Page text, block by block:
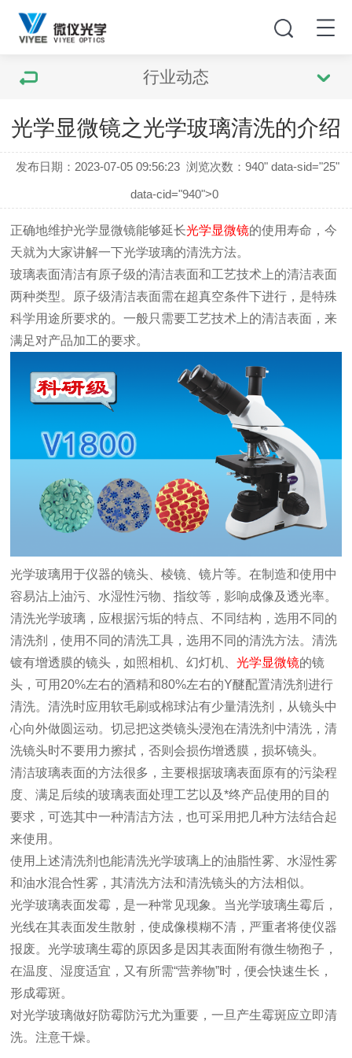
行业动态
光学显微镜之光学玻璃清洗的介绍
发布日期：2023-07-05 09:56:23 浏览次数：940" data-sid="25"
data-cid="940">0
正确地维护光学显微镜能够延长光学显微镜的使用寿命，今
天就为大家讲解一下光学玻璃的清洗方法。
玻璃表面清洁有原子级的清洁表面和工艺技术上的清洁表面
两种类型。原子级清洁表面需在超真空条件下进行，是特殊
科学用途所要求的。一般只需要工艺技术上的清洁表面，来
满足对产品加工的要求。
光学玻璃用于仪器的镜头、棱镜、镜片等。在制造和使用中
容易沾上油污、水湿性污物、指纹等，影响成像及透光率。
清洗光学玻璃，应根据污垢的特点、不同结构，选用不同的
清洗剂，使用不同的清洗工具，选用不同的清洗方法。清洗
镀有增透膜的镜头，如照相机、幻灯机、光学显微镜的镜
头，可用20%左右的酒精和80%左右的Y醚配置清洗剂进行
清洗。清洗时应用软毛刷或棉球沾有少量清洗剂，从镜头中
心向外做圆运动。切忌把这类镜头浸泡在清洗剂中清洗，清
洗镜头时不要用力擦拭，否则会损伤增透膜，损坏镜头。
清洁玻璃表面的方法很多，主要根据玻璃表面原有的污染程
度、满足后续的玻璃表面处理工艺以及*终产品使用的目的
要求，可选其中一种清洁方法，也可采用把几种方法结合起
来使用。
使用上述清洗剂也能清洗光学玻璃上的油脂性雾、水湿性雾
和油水混合性雾，其清洗方法和清洗镜头的方法相似。
光学玻璃表面发霉，是一种常见现象。当光学玻璃生霉后，
光线在其表面发生散射，使成像模糊不清，严重者将使仪器
报废。光学玻璃生霉的原因多是因其表面附有微生物孢子，
在温度、湿度适宜，又有所需“营养物”时，便会快速生长，
形成霉斑。
对光学玻璃做好防霉防污尤为重要，一旦产生霉斑应立即清
洗。注意干燥。